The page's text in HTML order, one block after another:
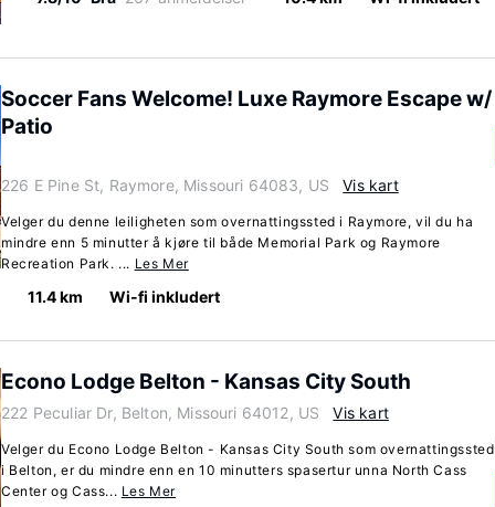
Soccer Fans Welcome! Luxe Raymore Escape w/
Patio
226 E Pine St, Raymore, Missouri 64083, US Vis kart
Velger du denne leiligheten som overnattingssted i Raymore, vil du ha
mindre enn 5 minutter å kjøre til både Memorial Park og Raymore
Recreation Park. ... Les Mer
11.4 km Wi-fi inkludert
Econo Lodge Belton - Kansas City South
222 Peculiar Dr, Belton, Missouri 64012, US Vis kart
Velger du Econo Lodge Belton - Kansas City South som overnattingssted
i Belton, er du mindre enn en 10 minutters spasertur unna North Cass
Center og Cass... Les Mer